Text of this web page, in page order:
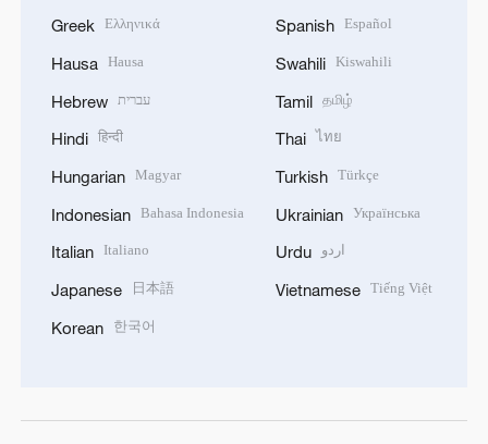
Greek Ελληνικά
Hausa Hausa
Hebrew עברית
Hindi हिन्दी
Hungarian Magyar
Indonesian Bahasa Indonesia
Italian Italiano
Japanese 日本語
Korean 한국어
Spanish Español
Swahili Kiswahili
Tamil தமிழ்
Thai ไทย
Turkish Türkçe
Ukrainian Українська
Urdu اردو
Vietnamese Tiếng Việt